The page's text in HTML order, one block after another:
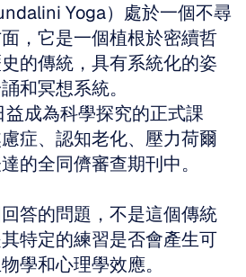
Yoga）處於一個不尋
，它是一個植根於密續哲
的傳統，具有系統化的姿
和冥想系統。
症、認知老化、壓力荷爾
的全同儕審查期刊中。
答的問題，不是這個傳統
特定的練習是否會產生可
學和心理學效應。